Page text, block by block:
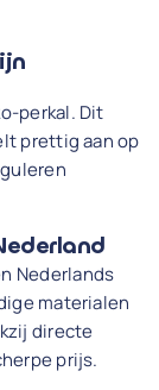
perkal. Dit
prettig aan op
Nederlands
materialen
directe
prijs.